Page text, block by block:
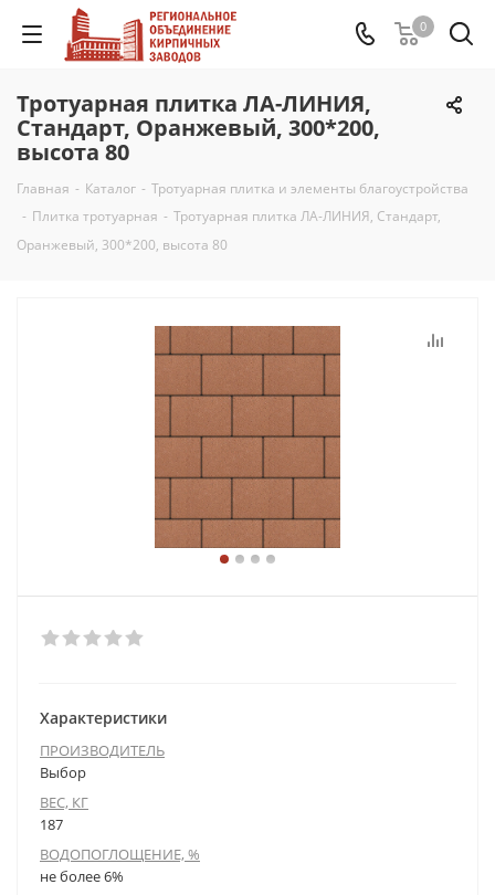
0
Тротуарная плитка ЛА-ЛИНИЯ,
Стандарт, Оранжевый, 300*200,
высота 80
Главная - Каталог - Тротуарная плитка и элементы благоустройства
- Плитка тротуарная - Тротуарная плитка ЛА-ЛИНИЯ, Стандарт,
Оранжевый, 300*200, высота 80
Характеристики
ПРОИЗВОДИТЕЛЬ
Выбор
ВЕС, КГ
187
ВОДОПОГЛОЩЕНИЕ, %
не более 6%